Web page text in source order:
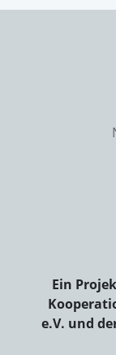
Ein
e.V. und